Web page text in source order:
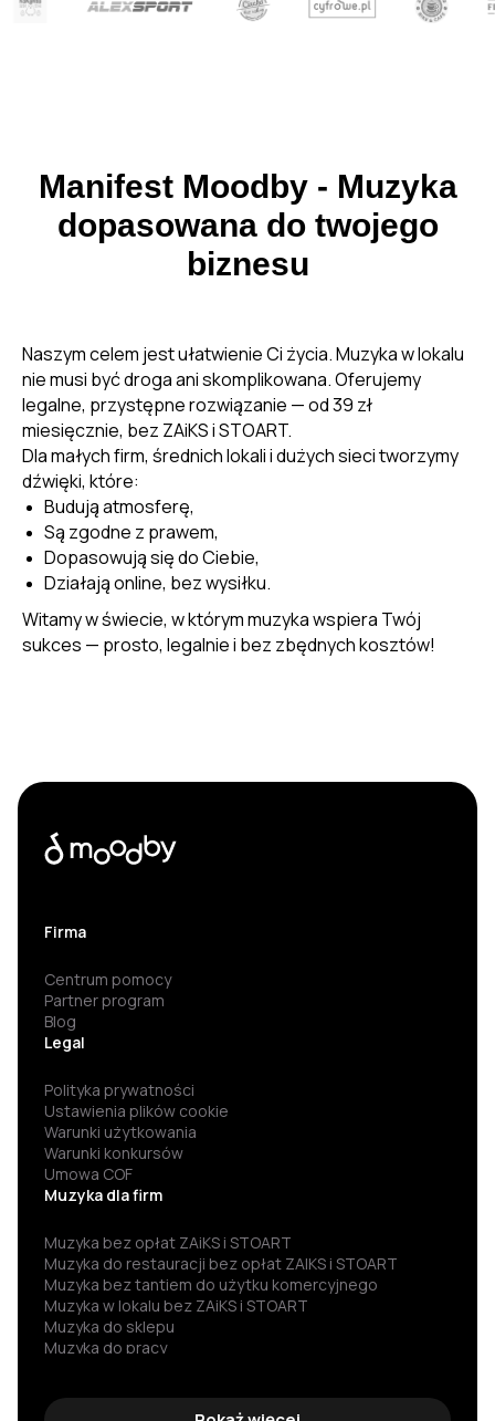
Manifest Moodby - Muzyka
dopasowana do twojego
biznesu
Naszym celem jest ułatwienie Ci życia. Muzyka w lokalu
nie musi być droga ani skomplikowana. Oferujemy
legalne, przystępne rozwiązanie — od 39 zł
miesięcznie, bez ZAiKS i STOART.
Dla małych firm, średnich lokali i dużych sieci tworzymy
dźwięki, które:
Budują atmosferę,
Są zgodne z prawem,
Dopasowują się do Ciebie,
Działają online, bez wysiłku.
Witamy w świecie, w którym muzyka wspiera Twój
sukces — prosto, legalnie i bez zbędnych kosztów!
Firma
Centrum pomocy
Partner program
Blog
Legal
Polityka prywatności
Ustawienia plików cookie
Warunki użytkowania
Warunki konkursów
Umowa COF
Muzyka dla firm
Muzyka bez opłat ZAiKS i STOART
Muzyka do restauracji bez opłat ZAIKS i STOART
Muzyka bez tantiem do użytku komercyjnego
Muzyka w lokalu bez ZAiKS i STOART
Muzyka do sklepu
Muzyka do pracy
Darmowa muzyka do słuchania